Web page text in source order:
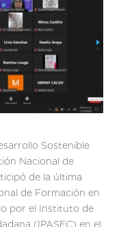
Sostenible
Nacional de
de la última
de Formación en
por el Instituto de
(IPASEC) en el